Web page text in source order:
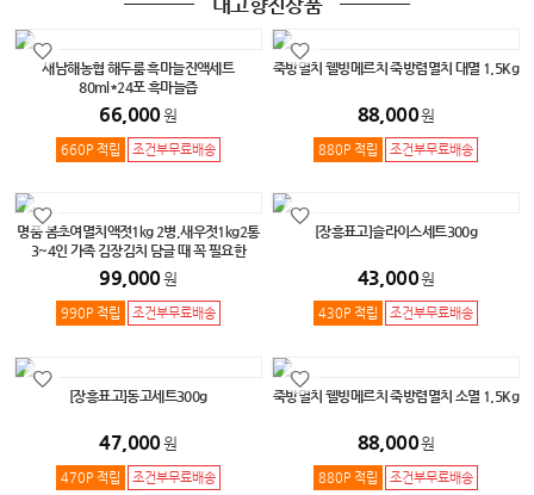
새남해농협 해두룸 흑마늘진액세트
80ml*24포 흑마늘즙
66,000원
660P 적립 조건부무료배송
죽방멸치 웰빙메르치 죽방렴멸치 대멸 1.5Kg
88,000원
880P 적립 조건부무료배송
명품 봄초여멸치액젓1kg 2병,새우젓1kg2통
3~4인 가족 김장김치 담글 때 꼭 필요한
99,000원
990P 적립 조건부무료배송
[장흥표고]슬라이스세트300g
43,000원
430P 적립 조건부무료배송
[장흥표고]동고세트300g
47,000원
470P 적립 조건부무료배송
죽방멸치 웰빙메르치 죽방렴멸치 소멸 1.5Kg
88,000원
880P 적립 조건부무료배송